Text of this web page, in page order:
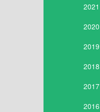
2021
2020
2019
2018
2017
2016